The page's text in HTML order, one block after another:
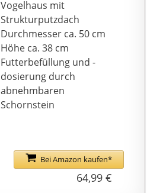
austauschen
Modischer Auftritt: Mit
einer stabilen
Aufhängevorrichtung
kann es einfach im
Garten oder Balkon
installiert werden. Das
Funktionen erfüllen.
Nach dem Verkauf：Die
Vogelfutterstation für
Vogelhaus mit
Strukturputzdach
Durchmesser ca. 50 cm
Höhe ca. 38 cm
Futterbefüllung und -
dosierung durch
abnehmbaren
Schornstein
Bei Amazon kaufen*
64,99 €